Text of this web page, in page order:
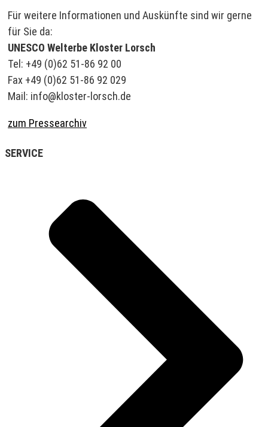
Für weitere Informationen und Auskünfte sind wir gerne
für Sie da:
UNESCO Welterbe Kloster Lorsch
Tel: +49 (0)62 51-86 92 00
Fax +49 (0)62 51-86 92 029
Mail: info@kloster-lorsch.de
zum Pressearchiv
SERVICE